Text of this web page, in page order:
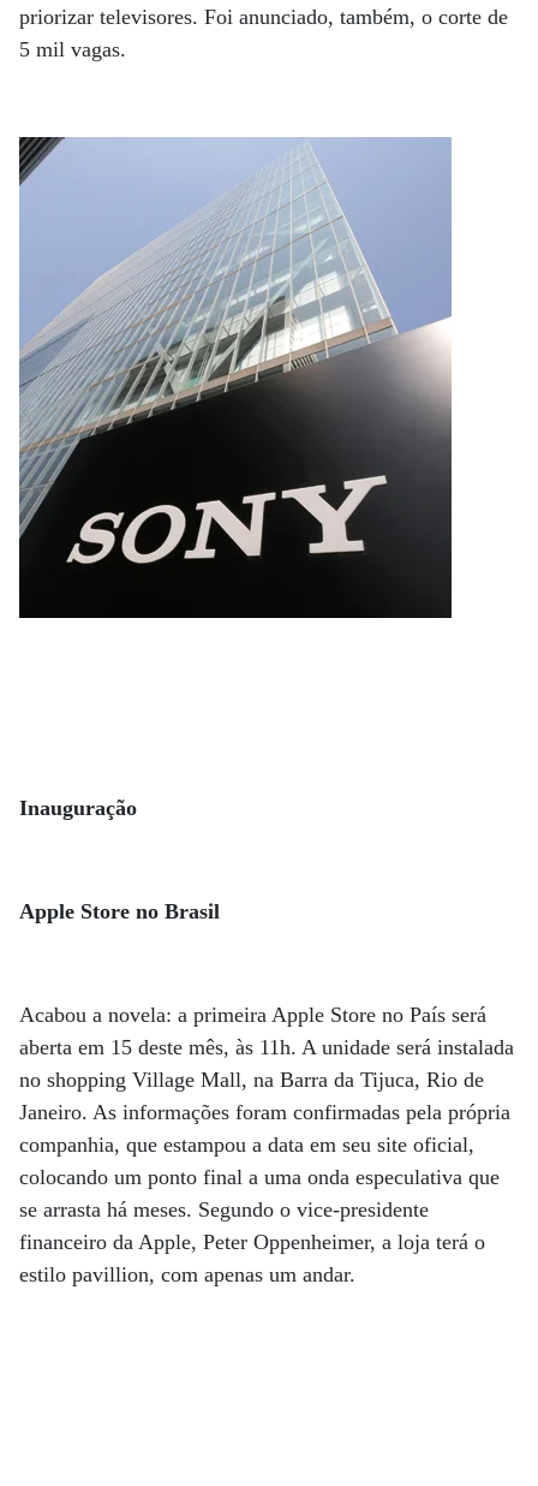
prio­rizar televisores. Foi anunciado, também, o corte de
5 mil vagas.
Inauguração
Apple Store no Brasil
Acabou a novela: a primeira Apple Store no País será
aberta em 15 deste mês, às 11h. A unidade será instalada
no shopping Village Mall, na Barra da Tijuca, Rio de
Janeiro. As informações foram confirmadas pela própria
companhia, que estampou a data em seu site oficial,
colocando um ponto final a uma onda especulativa que
se arrasta há meses. Segundo o vice-presidente
financeiro da Apple, Peter Oppenheimer, a loja terá o
estilo pavillion, com apenas um andar.